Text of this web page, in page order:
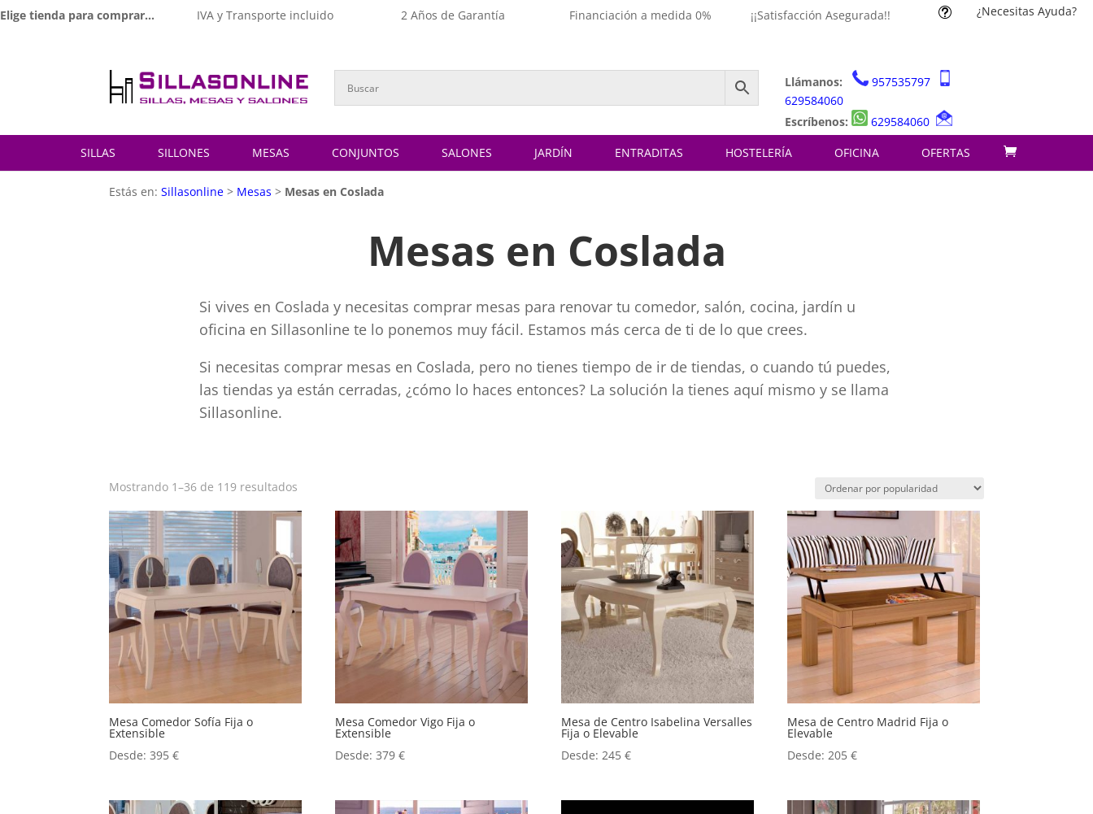
Elige tienda para comprar... IVA y Transporte incluido 2 Años de Garantía Financiación a medida 0% ¡¡Satisfacción Asegurada!! t ¿Necesitas Ayuda?
Llámanos:
957535797
629584060
Escríbenos:
629584060
SILLAS SILLONES MESAS CONJUNTOS SALONES JARDÍN ENTRADITAS HOSTELERÍA OFICINA OFERTAS
Estás en:Sillasonline > Mesas > Mesas en Coslada
Mesas en Coslada
Si vives en Coslada y necesitas comprar mesas para renovar tu comedor, salón, cocina, jardín u
oficina en Sillasonline te lo ponemos muy fácil. Estamos más cerca de ti de lo que crees.
Si necesitas comprar mesas en Coslada, pero no tienes tiempo de ir de tiendas, o cuando tú puedes,
las tiendas ya están cerradas, ¿cómo lo haces entonces? La solución la tienes aquí mismo y se llama
Sillasonline.
Mostrando 1–36 de 119 resultados
popularidad
Mesa Comedor Sofía Fija o
Extensible
Desde:395€
Mesa Comedor Vigo Fija o
Extensible
Desde:379€
Mesa de Centro Isabelina Versalles
Fija o Elevable
Desde:245€
Mesa de Centro Madrid Fija o
Elevable
Desde:205€